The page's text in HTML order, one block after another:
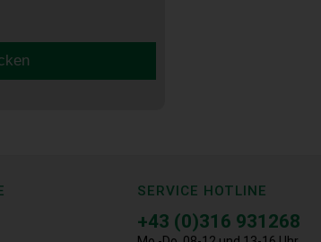
SERVICE HOTLINE
+43 (0)316 931268